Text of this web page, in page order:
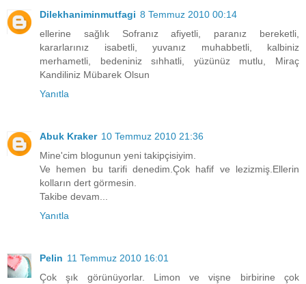
Dilekhaniminmutfagi 8 Temmuz 2010 00:14
ellerine sağlık Sofranız afiyetli, paranız bereketli,
kararlarınız isabetli, yuvanız muhabbetli, kalbiniz
merhametli, bedeniniz sıhhatli, yüzünüz mutlu, Miraç
Kandiliniz Mübarek Olsun
Yanıtla
Abuk Kraker 10 Temmuz 2010 21:36
Mine'cim blogunun yeni takipçisiyim.
Ve hemen bu tarifi denedim.Çok hafif ve lezizmiş.Ellerin
kolların dert görmesin.
Takibe devam...
Yanıtla
Pelin 11 Temmuz 2010 16:01
Çok şık görünüyorlar. Limon ve vişne birbirine çok